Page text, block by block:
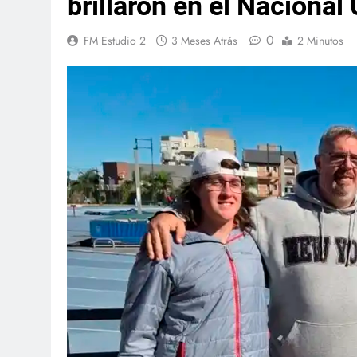
FM Estudio 2 3 Meses Atrás 0 2 Minutos